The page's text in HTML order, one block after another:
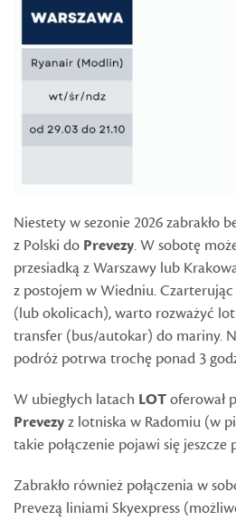
Niestety w sezonie 2026 zabrakło
z Polski do Prevezy. W sobotę
przesiadką z Warszawy lub
z postojem w Wiedniu.
(lub okolicach), warto rozważyć
transfer (bus/autokar) do mariny.
podróż potrwa trochę ponad 3
W ubiegłych latach LOToferował
Prevezyz lotniska w Radomiu (w
takie połączenie pojawi się jeszcze
Zabrakło również połączenia w
Prevezą liniami Skyexpress